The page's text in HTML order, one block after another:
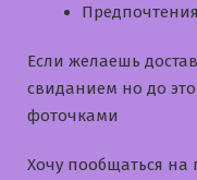
Если желаешь
свиданием но до
фоточками
Хочу пообщаться